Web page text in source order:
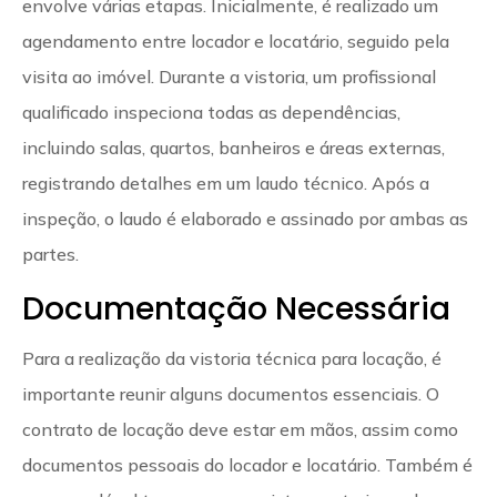
envolve várias etapas. Inicialmente, é realizado um
agendamento entre locador e locatário, seguido pela
visita ao imóvel. Durante a vistoria, um profissional
qualificado inspeciona todas as dependências,
incluindo salas, quartos, banheiros e áreas externas,
registrando detalhes em um laudo técnico. Após a
inspeção, o laudo é elaborado e assinado por ambas as
partes.
Documentação Necessária
Para a realização da vistoria técnica para locação, é
importante reunir alguns documentos essenciais. O
contrato de locação deve estar em mãos, assim como
documentos pessoais do locador e locatário. Também é